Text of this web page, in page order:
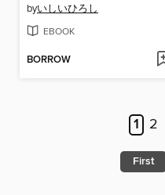
byいしいひろし
EBOOK
BORROW
1 2
First